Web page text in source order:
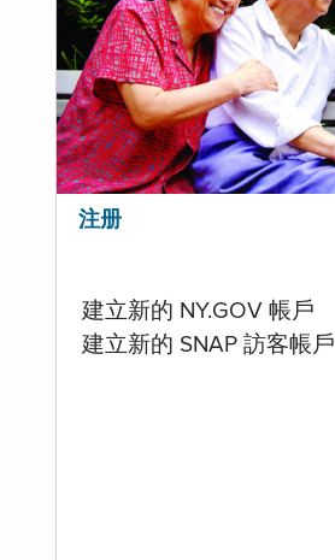
注册
建立新的 NY.GOV 帳戶
建立新的 SNAP 訪客帳戶